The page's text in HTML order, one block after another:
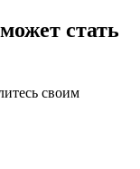
стать
своим